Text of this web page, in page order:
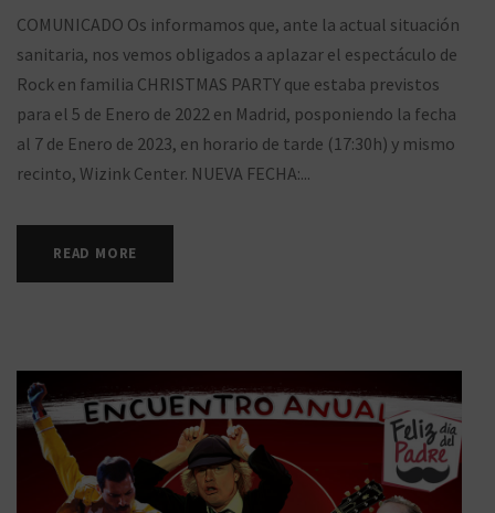
COMUNICADO Os informamos que, ante la actual situación
sanitaria, nos vemos obligados a aplazar el espectáculo de
Rock en familia CHRISTMAS PARTY que estaba previstos
para el 5 de Enero de 2022 en Madrid, posponiendo la fecha
al 7 de Enero de 2023, en horario de tarde (17:30h) y mismo
recinto, Wizink Center. NUEVA FECHA:...
READ MORE